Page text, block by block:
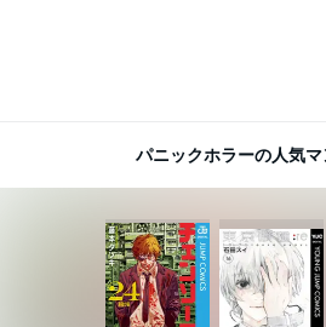
パニックホラーの人気